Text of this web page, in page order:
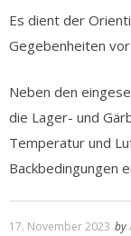
Es dient der
Gegebenheiten
Neben den
die Lager- und
Temperatur und
Backbedingungen
17. November 2023 by